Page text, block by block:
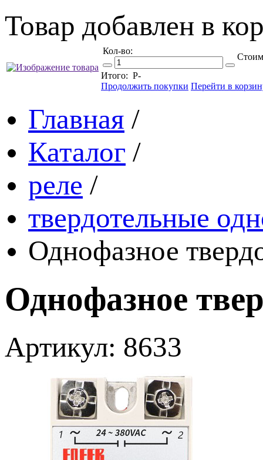
Товар добавлен в
Кол-во:
Итого: Р-
Продолжить покупки Перейти в
Главная /
Каталог /
реле /
твердотельные
Однофазное
Однофазное
Артикул: 8633